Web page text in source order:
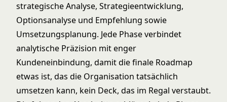
strategische Analyse, Strategieentwicklung,
Optionsanalyse und Empfehlung sowie
Umsetzungsplanung. Jede Phase verbindet
analytische Präzision mit enger
Kundeneinbindung, damit die finale Roadmap
etwas ist, das die Organisation tatsächlich
umsetzen kann, kein Deck, das im Regal verstaubt.